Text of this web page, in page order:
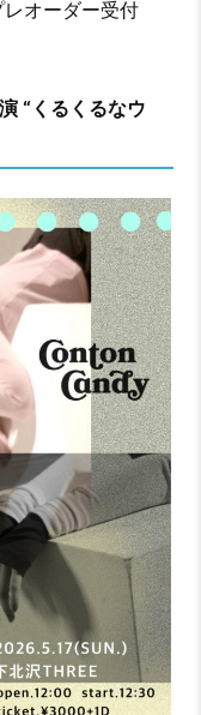
オーダー受付
“くるくるなウ